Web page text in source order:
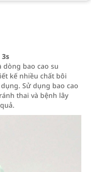
dòng bao cao su
kế nhiều chất bôi
Sử dụng bao cao
thai và bệnh lây